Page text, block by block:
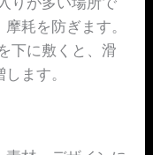
耗を防ぎます。
下に敷くと、滑
ます。